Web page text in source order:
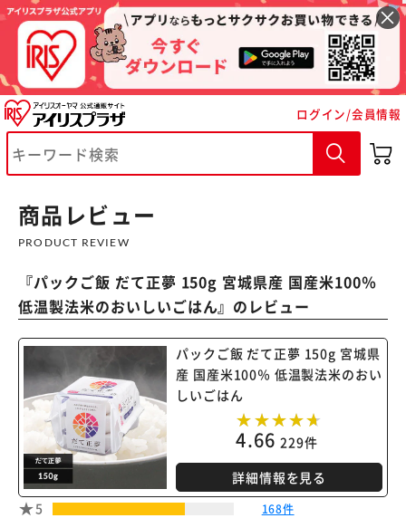
ログイン/会員情報
商品レビュー
PRODUCT REVIEW
『パックご飯 だて正夢 150g 宮城県産 国産米100％
低温製法米のおいしいごはん』のレビュー
パックご飯 だて正夢 150g 宮城県
産 国産米100％ 低温製法米のおい
しいごはん
4.66 229件
詳細情報を見る
5
168件
※ご確認ください